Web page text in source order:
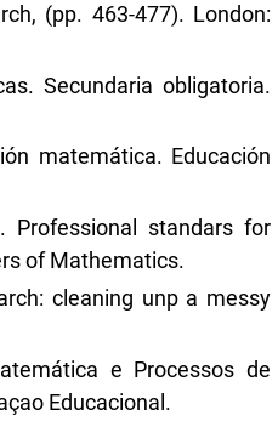
(pp. 463-477). London:
Secundaria obligatoria.
matemática. Educación
Professional standars for
of Mathematics.
cleaning unp a messy
e Processos de
Educacional.